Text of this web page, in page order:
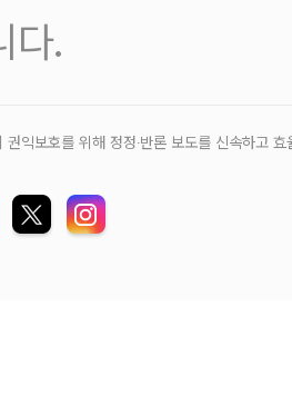
다.
익보호를 위해 정정‧반론 보도를 신속하고